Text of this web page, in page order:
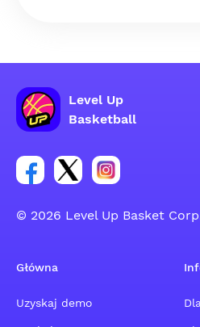
Level Up
Basketball
Link do grupy
Link do konta na
Link do konta
© 2026 Level Up Basket
Główna
Uzyskaj demo